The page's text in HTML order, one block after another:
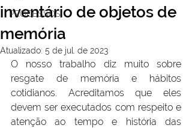
PROCESSOS
inventário de objetos de
memória
Atualizado: 5 de jul. de 2023
O nosso trabalho diz muito sobre
resgate de memória e hábitos
cotidianos. Acreditamos que eles
devem ser executados com respeito e
atenção ao tempo e história das